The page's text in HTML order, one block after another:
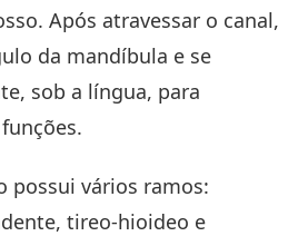
Após atravessar o canal,
da mandíbula e se
sob a língua, para
possui vários ramos:
tireo-hioideo e